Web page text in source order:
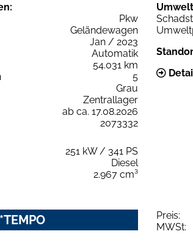
Pkw
Geländewagen
Jan / 2023
Automatik
54.031 km
5
Grau
Zentrallager
ab ca. 17.08.2026
2073332
251 kW / 341 PS
Diesel
2.967 cm³
Preis:
MWSt: